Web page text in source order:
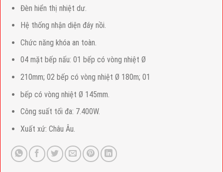
Đèn hiển thị nhiệt dư.
Hệ thống nhận diện đáy nồi.
Chức năng khóa an toàn.
04 mặt bếp nấu: 01 bếp có vòng nhiệt Ø
210mm; 02 bếp có vòng nhiệt Ø 180m; 01
bếp có vòng nhiệt Ø 145mm.
Công suất tối đa: 7.400W.
Xuất xứ: Châu Âu.